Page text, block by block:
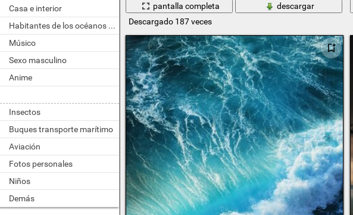
Casa e interior
Habitantes de los océanos y ríos
Músico
Sexo masculino
Anime
Insectos
Buques transporte marítimo
Aviación
Fotos personales
Niños
Demás
pantalla completa
descargar
Descargado 187 veces